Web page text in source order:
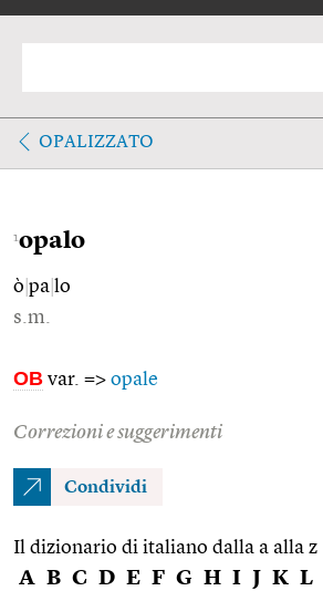
OPALIZZATO
1opalo
ò pa lo
s.m.
OB var. => opale
Correzioni e suggerimenti
Condividi
Il dizionario di italiano dalla a alla z
A B C D E F G H I J K L